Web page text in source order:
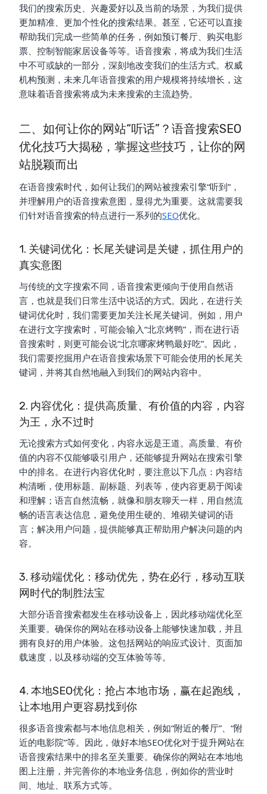
我们的搜索历史、兴趣爱好以及当前的场景，为我们提供
更加精准、更加个性化的搜索结果。甚至，它还可以直接
帮助我们完成一些简单的任务，例如预订餐厅、购买电影
票、控制智能家居设备等等。语音搜索，将成为我们生活
中不可或缺的一部分，深刻地改变我们的生活方式。权威
机构预测，未来几年语音搜索的用户规模将持续增长，这
意味着语音搜索将成为未来搜索的主流趋势。
二、如何让你的网站“听话”？语音搜索SEO
优化技巧大揭秘，掌握这些技巧，让你的网
站脱颖而出
在语音搜索时代，如何让我们的网站被搜索引擎“听到”，
并理解用户的语音搜索意图，显得尤为重要。这就需要我
们针对语音搜索的特点进行一系列的SEO优化。
1. 关键词优化：长尾关键词是关键，抓住用户的
真实意图
与传统的文字搜索不同，语音搜索更倾向于使用自然语
言，也就是我们日常生活中说话的方式。因此，在进行关
键词优化时，我们需要更加关注长尾关键词。例如，用户
在进行文字搜索时，可能会输入“北京烤鸭”，而在进行语
音搜索时，则更可能会说“北京哪家烤鸭最好吃”。因此，
我们需要挖掘用户在语音搜索场景下可能会使用的长尾关
键词，并将其自然地融入到我们的网站内容中。
2. 内容优化：提供高质量、有价值的内容，内容
为王，永不过时
无论搜索方式如何变化，内容永远是王道。高质量、有价
值的内容不仅能够吸引用户，还能够提升网站在搜索引擎
中的排名。在进行内容优化时，要注意以下几点：内容结
构清晰，使用标题、副标题、列表等，使内容更易于阅读
和理解；语言自然流畅，就像和朋友聊天一样，用自然流
畅的语言表达信息，避免使用生硬的、堆砌关键词的语
言；解决用户问题，提供能够真正帮助用户解决问题的内
容。
3. 移动端优化：移动优先，势在必行，移动互联
网时代的制胜法宝
大部分语音搜索都发生在移动设备上，因此移动端优化至
关重要。确保你的网站在移动设备上能够快速加载，并且
拥有良好的用户体验。这包括网站的响应式设计、页面加
载速度，以及移动端的交互体验等等。
4. 本地SEO优化：抢占本地市场，赢在起跑线，
让本地用户更容易找到你
很多语音搜索都与本地信息相关，例如“附近的餐厅”、“附
近的电影院”等。因此，做好本地SEO优化对于提升网站在
语音搜索结果中的排名至关重要。确保你的网站在本地地
图上注册，并完善你的本地业务信息，例如你的营业时
间、地址、联系方式等。